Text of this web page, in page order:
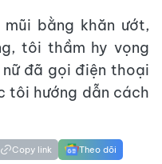
bằng khăn ướt,
tôi thầm hy vọng
đã gọi điện thoại
tôi hướng dẫn cách
Copy link Theo dõi